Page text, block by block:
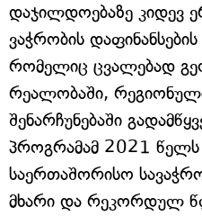
დაჯილდოებაზე კიდევ
ვაჭრობის
რომელიც ცვალებად
რეალობაში,
შენარჩუნებაში
პროგრამამ 2021 წელს
საერთაშორისო
მხარი და რეკორდულ